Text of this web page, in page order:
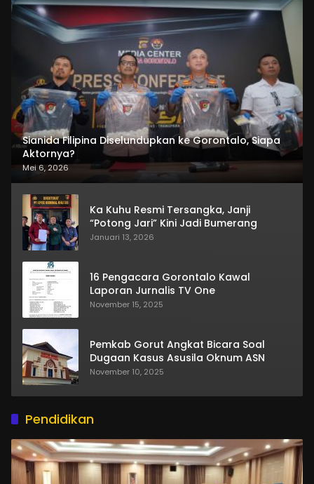
Sianida Filipina Diselundupkan ke Gorontalo, Siapa
Aktornya?
Mei 6, 2026
Ka Kuhu Resmi Tersangka, Janji
“Potong Jari” Kini Jadi Bumerang
Januari 13, 2026
16 Pengacara Gorontalo Kawal
Laporan Jurnalis TV One
November 15, 2025
Pemkab Gorut Angkat Bicara Soal
Dugaan Kasus Asusila Oknum ASN
November 10, 2025
Pendidikan